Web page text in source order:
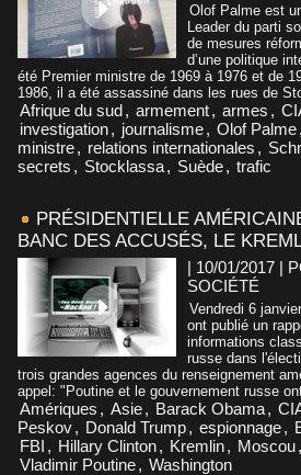
Olof Palme est
Leader du parti
de mesures
d’une politique
été Premier ministre de 1969 à 1976 et de
1986, il a été assassiné dans les rues de
Afrique du sud, armement, armes ,
investigation, journalisme, Olof Palme,
ministre, relations internationales ,
secrets , Stocklassa, Suède, trafic
PRÉSIDENTIELLE
BANC DES ACCUSÉS, LE
| 10/01/2017 |
SOCIÉTÉ
Vendredi 6
ont publié un
informations
russe dans
trois grandes agences du renseignement
appel: "Poutine et le gouvernement russe
Amériques , Asie, Barack Obama,
Peskov, Donald Trump, espionnage,
FBI , Hillary Clinton, Kremlin, Moscou,
Vladimir Poutine, Washington